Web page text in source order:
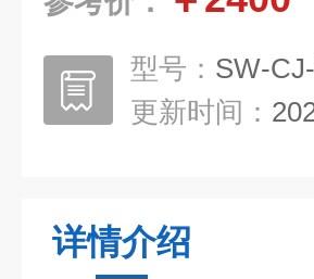
型号： SW-
更新时间：
详情介绍